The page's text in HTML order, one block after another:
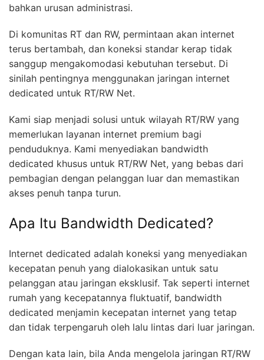
bahkan urusan administrasi.
Di komunitas RT dan RW, permintaan akan internet
terus bertambah, dan koneksi standar kerap tidak
sanggup mengakomodasi kebutuhan tersebut. Di
sinilah pentingnya menggunakan jaringan internet
dedicated untuk RT/RW Net.
Kami siap menjadi solusi untuk wilayah RT/RW yang
memerlukan layanan internet premium bagi
penduduknya. Kami menyediakan bandwidth
dedicated khusus untuk RT/RW Net, yang bebas dari
pembagian dengan pelanggan luar dan memastikan
akses penuh tanpa turun.
Apa Itu Bandwidth Dedicated?
Internet dedicated adalah koneksi yang menyediakan
kecepatan penuh yang dialokasikan untuk satu
pelanggan atau jaringan eksklusif. Tak seperti internet
rumah yang kecepatannya fluktuatif, bandwidth
dedicated menjamin kecepatan internet yang tetap
dan tidak terpengaruh oleh lalu lintas dari luar jaringan.
Dengan kata lain, bila Anda mengelola jaringan RT/RW